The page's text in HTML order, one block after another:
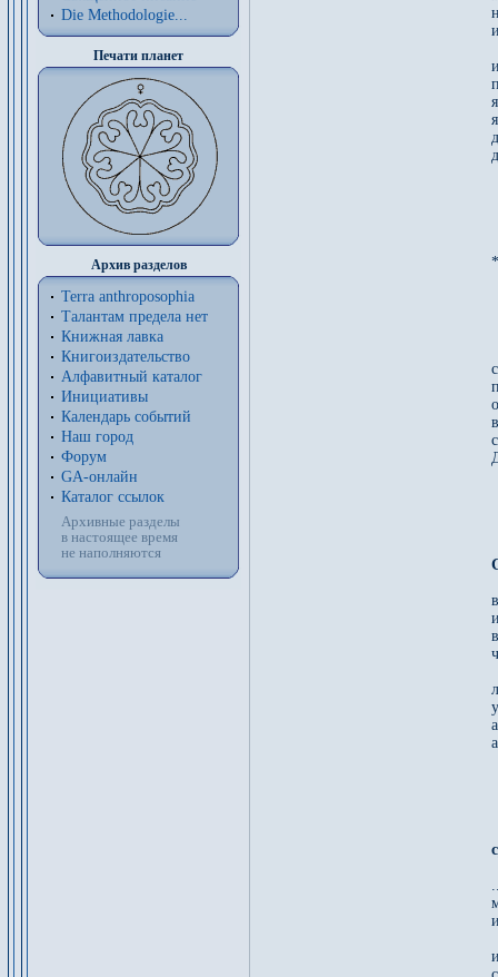
Die Methodologie...
Печати планет
Архив разделов
Terra anthroposophia
Талантам предела нет
Книжная лавка
Книгоиздательство
Алфавитный каталог
Инициативы
Календарь событий
Наш город
Форум
GA-онлайн
Каталог ссылок
Архивные разделы
в настоящее время
не наполняются